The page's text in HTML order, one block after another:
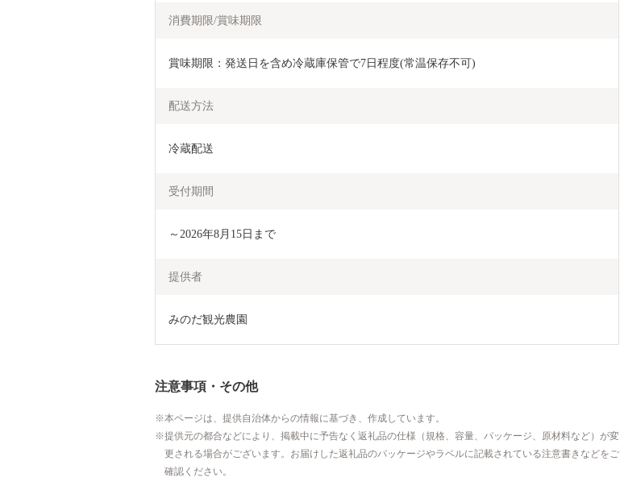
消費期限/賞味期限
賞味期限：発送日を含め冷蔵庫保管で7日程度(常温保存不可)
配送方法
冷蔵配送
受付期間
～2026年8月15日まで
提供者
みのだ観光農園
注意事項・その他
本ページは、提供自治体からの情報に基づき、作成しています。
提供元の都合などにより、掲載中に予告なく返礼品の仕様（規格、容量、パッケージ、原材料など）が変
更される場合がございます。お届けした返礼品のパッケージやラベルに記載されている注意書きなどをご
確認ください。